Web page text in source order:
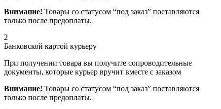
Внимание! Товары со статусом “под заказ” поставляются
только после предоплаты.
2
Банковской картой курьеру
При получении товара вы получите сопроводительные
документы, которые курьер вручит вместе с заказом
Внимание! Товары со статусом “под заказ” поставляются
только после предоплаты.